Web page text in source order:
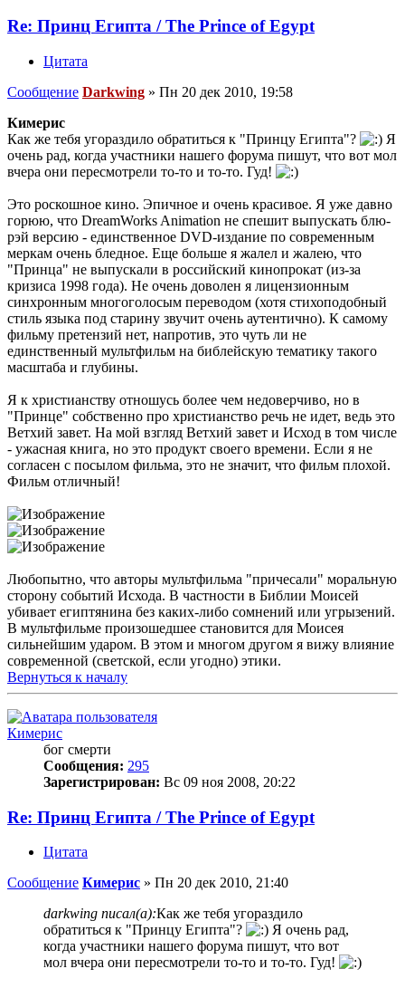
Re: Принц Египта / The Prince of Egypt
Цитата
Сообщение Darkwing » Пн 20 дек 2010, 19:58
Кимерис
Как же тебя угораздило обратиться к "Принцу Египта"?
Я
очень рад, когда участники нашего форума пишут, что вот мол
вчера они пересмотрели то-то и то-то. Гуд!
Это роскошное кино. Эпичное и очень красивое. Я уже давно
горюю, что DreamWorks Animation не спешит выпускать блю-
рэй версию - единственное DVD-издание по современным
меркам очень бледное. Еще больше я жалел и жалею, что
"Принца" не выпускали в российский кинопрокат (из-за
кризиса 1998 года). Не очень доволен я лицензионным
синхронным многоголосым переводом (хотя стихоподобный
стиль языка под старину звучит очень аутентично). К самому
фильму претензий нет, напротив, это чуть ли не
единственный мультфильм на библейскую тематику такого
масштаба и глубины.
Я к христианству отношусь более чем недоверчиво, но в
"Принце" собственно про христианство речь не идет, ведь это
Ветхий завет. На мой взгляд Ветхий завет и Исход в том числе
- ужасная книга, но это продукт своего времени. Если я не
согласен с посылом фильма, это не значит, что фильм плохой.
Фильм отличный!
Любопытно, что авторы мультфильма "причесали" моральную
сторону событий Исхода. В частности в Библии Моисей
убивает египтянина без каких-либо сомнений или угрызений.
В мультфильме произошедшее становится для Моисея
сильнейшим ударом. В этом и многом другом я вижу влияние
современной (светской, если угодно) этики.
Вернуться к началу
Кимерис
бог смерти
Сообщения: 295
Зарегистрирован: Вс 09 ноя 2008, 20:22
Re: Принц Египта / The Prince of Egypt
Цитата
Сообщение Кимерис » Пн 20 дек 2010, 21:40
darkwing писал(а):Как же тебя угораздило
обратиться к "Принцу Египта"?
Я очень рад,
когда участники нашего форума пишут, что вот
мол вчера они пересмотрели то-то и то-то. Гуд!